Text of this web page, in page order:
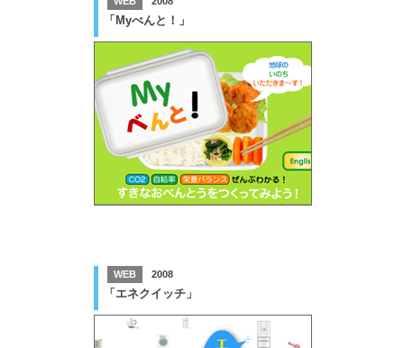
「Myべんと！」
WEB 2008
「エネクイッチ」